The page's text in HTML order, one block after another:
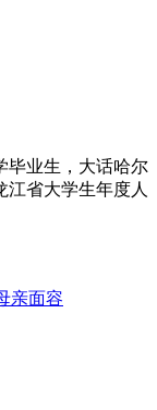
毕业生，大话哈尔
江省大学生年度人
亲面容